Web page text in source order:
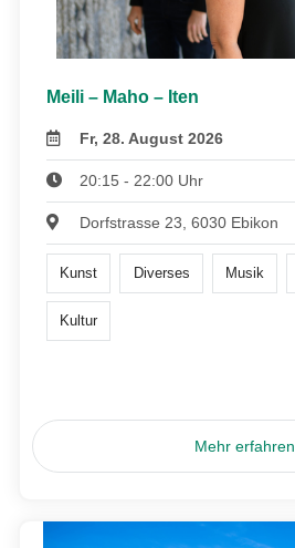
Meili – Maho – Iten
Fr, 28. August 2026
20:15 - 22:00 Uhr
Dorfstrasse 23, 6030 Ebikon
Kunst Diverses Musik
Kultur
Mehr erfahren